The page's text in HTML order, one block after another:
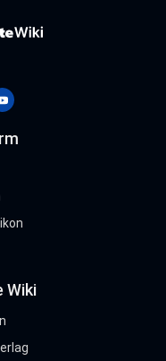
youtube
Wiki